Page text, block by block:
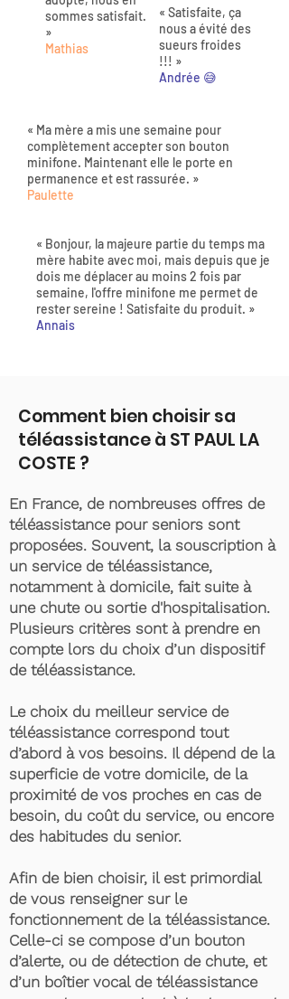
sommes satisfait.
»
Mathias
« Satisfaite, ça
nous a évité des
sueurs froides
!!! »
Andrée 😅
« Ma mère a mis une semaine pour
complètement accepter son bouton
minifone. Maintenant elle le porte en
permanence et est rassurée. »
Paulette
« Bonjour, la majeure partie du temps ma
mère habite avec moi, mais depuis que je
dois me déplacer au moins 2 fois par
semaine, l'offre minifone me permet de
rester sereine ! Satisfaite du produit. »
Annais
Comment bien choisir sa
téléassistance à ST PAUL LA
COSTE ?
En France, de nombreuses offres de
téléassistance pour seniors sont
proposées. Souvent, la souscription à
un service de téléassistance,
notamment à domicile, fait suite à
une chute ou sortie d'hospitalisation.
Plusieurs critères sont à prendre en
compte lors du choix d’un dispositif
de téléassistance.
Le choix du meilleur service de
téléassistance correspond tout
d’abord à vos besoins. Il dépend de la
superficie de votre domicile, de la
proximité de vos proches en cas de
besoin, du coût du service, ou encore
des habitudes du senior.
Afin de bien choisir, il est primordial
de vous renseigner sur le
fonctionnement de la téléassistance.
Celle-ci se compose d’un bouton
d’alerte, ou de détection de chute, et
d’un boîtier vocal de téléassistance